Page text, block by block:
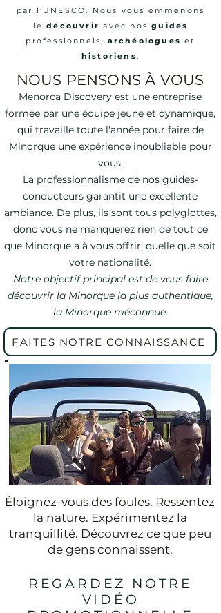
par l'UNESCO. Nous vous emmenons
ledécouvrir avec nosguides
professionnels, archéologues et
historiens.
NOUS PENSONS À VOUS
Menorca Discovery est une entreprise
formée par une équipe jeune et dynamique,
qui travaille toute l'année pour faire de
Minorque une expérience inoubliable pour
vous.
La professionnalisme de nos guides-
conducteurs garantit une excellente
ambiance. De plus, ils sont tous polyglottes,
donc vous ne manquerez rien de tout ce
que Minorque a à vous offrir, quelle que soit
votre nationalité.
Notre objectif principal est de vous faire
découvrir la Minorque la plus authentique,
la Minorque méconnue.
FAITES NOTRE CONNAISSANCE
Éloignez-vous des foules. Ressentez
la nature. Expérimentez la
tranquillité. Découvrez ce que peu
de gens connaissent.
REGARDEZ NOTRE
VIDÉO